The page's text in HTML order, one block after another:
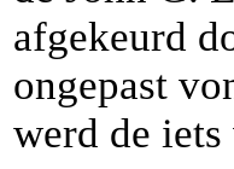
afgekeurd
ongepast
werd de